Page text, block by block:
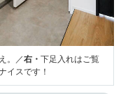
。／右・ 下足入れはご覧
イスです！